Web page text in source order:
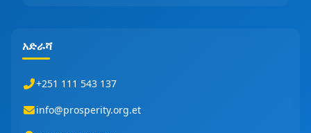
አድራሻ
+251 111 543 137
info@prosperity.org.et